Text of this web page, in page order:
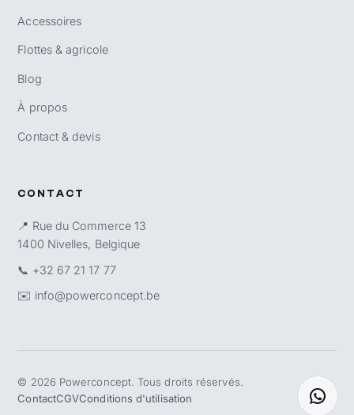
Accessoires
Flottes & agricole
Blog
À propos
Contact & devis
CONTACT
📍 Rue du Commerce 13
1400 Nivelles, Belgique
📞 +32 67 21 17 77
✉️ info@powerconcept.be
© 2026 Powerconcept. Tous droits réservés.
ContactCGVConditions d'utilisation